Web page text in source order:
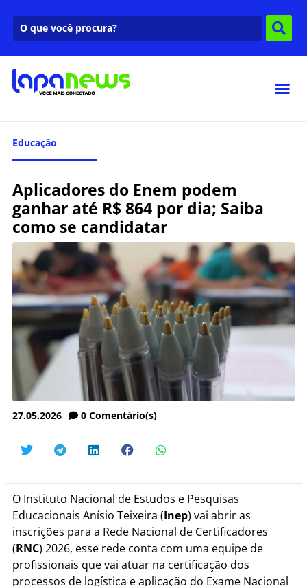
Educação
Aplicadores do Enem podem
ganhar até R$ 864 por dia; Saiba
como se candidatar
27.05.2026 0 Comentário(s)
O Instituto Nacional de Estudos e Pesquisas
Educacionais Anísio Teixeira (Inep) vai abrir as
inscrições para a Rede Nacional de Certificadores
(RNC) 2026, esse rede conta com uma equipe de
profissionais que vai atuar na certificação dos
processos de logística e aplicação do Exame Nacional